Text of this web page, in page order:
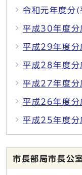
令和元年度分
平成30年度分
平成29年度分
平成28年度分
平成27年度分
平成26年度分
平成25年度分
市長部局市長公